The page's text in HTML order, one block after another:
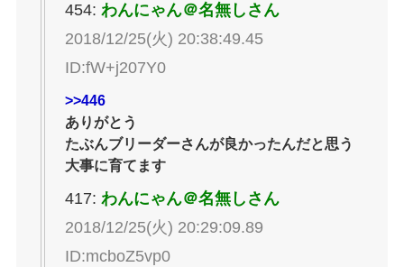
454: わんにゃん＠名無しさん
2018/12/25(火) 20:38:49.45
ID:fW+j207Y0
>>446
ありがとう
たぶんブリーダーさんが良かったんだと思う
大事に育てます
417: わんにゃん＠名無しさん
2018/12/25(火) 20:29:09.89
ID:mcboZ5vp0